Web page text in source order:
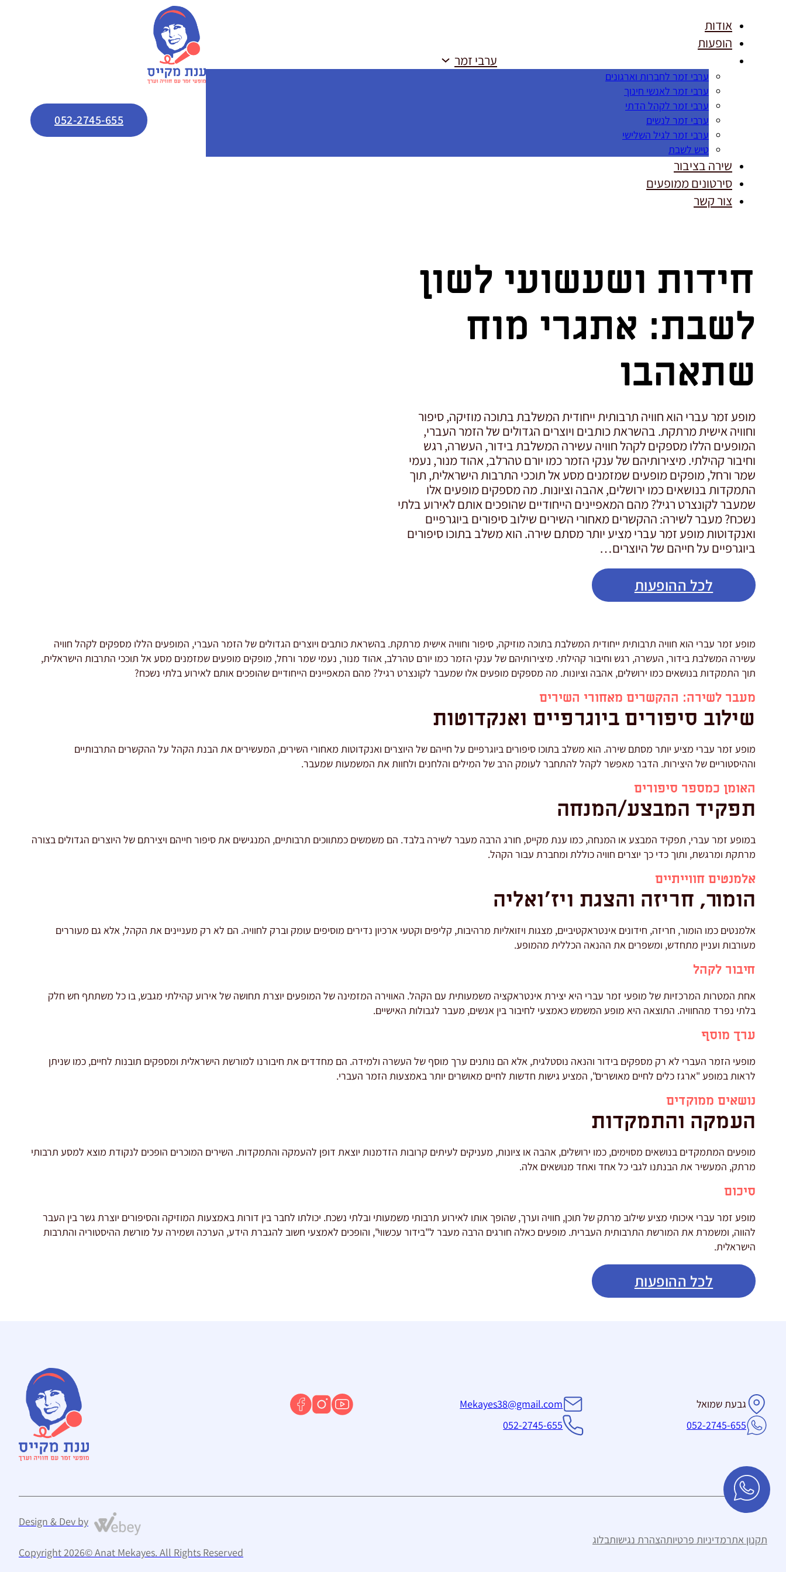
אודות
הופעות
ערבי זמר
ערבי זמר לחברות וארגונים
ערבי זמר לאנשי חינוך
ערבי זמר לקהל הדתי
ערבי זמר לנשים
ערבי זמר לגיל השלישי
טיש לשבת
שירה בציבור
סירטונים ממופעים
צור קשר
052-2745-655
חידות ושעשועי לשון
לשבת: אתגרי מוח
שתאהבו
מופע זמר עברי הוא חוויה תרבותית ייחודית המשלבת בתוכה מוזיקה, סיפור
וחוויה אישית מרתקת. בהשראת כותבים ויוצרים הגדולים של הזמר העברי,
המופעים הללו מספקים לקהל חוויה עשירה המשלבת בידור, העשרה, רגש
וחיבור קהילתי. מיצירותיהם של ענקי הזמר כמו יורם טהרלב, אהוד מנור, נעמי
שמר ורחל, מופקים מופעים שמזמנים מסע אל תוככי התרבות הישראלית, תוך
התמקדות בנושאים כמו ירושלים, אהבה וציונות. מה מספקים מופעים אלו
שמעבר לקונצרט רגיל? מהם המאפיינים הייחודיים שהופכים אותם לאירוע בלתי
נשכח? מעבר לשירה: ההקשרים מאחורי השירים שילוב סיפורים ביוגרפיים
ואנקדוטות מופע זמר עברי מציע יותר מסתם שירה. הוא משלב בתוכו סיפורים
ביוגרפיים על חייהם של היוצרים…
לכל ההופעות
מופע זמר עברי הוא חוויה תרבותית ייחודית המשלבת בתוכה מוזיקה, סיפור וחוויה אישית מרתקת. בהשראת כותבים ויוצרים הגדולים של הזמר העברי, המופעים הללו מספקים לקהל חוויה
עשירה המשלבת בידור, העשרה, רגש וחיבור קהילתי. מיצירותיהם של ענקי הזמר כמו יורם טהרלב, אהוד מנור, נעמי שמר ורחל, מופקים מופעים שמזמנים מסע אל תוככי התרבות הישראלית,
תוך התמקדות בנושאים כמו ירושלים, אהבה וציונות. מה מספקים מופעים אלו שמעבר לקונצרט רגיל? מהם המאפיינים הייחודיים שהופכים אותם לאירוע בלתי נשכח?
מעבר לשירה: ההקשרים מאחורי השירים
שילוב סיפורים ביוגרפיים ואנקדוטות
מופע זמר עברי מציע יותר מסתם שירה. הוא משלב בתוכו סיפורים ביוגרפיים על חייהם של היוצרים ואנקדוטות מאחורי השירים, המעשירים את הבנת הקהל על ההקשרים התרבותיים
וההיסטוריים של היצירות. הדבר מאפשר לקהל להתחבר לעומק הרב של המילים והלחנים ולחוות את המשמעות שמעבר.
האומן כמספר סיפורים
תפקיד המבצע/המנחה
במופע זמר עברי, תפקיד המבצע או המנחה, כמו ענת מקייס, חורג הרבה מעבר לשירה בלבד. הם משמשים כמתווכים תרבותיים, המנגישים את סיפור חייהם ויצירתם של היוצרים הגדולים בצורה
מרתקת ומרגשת, ותוך כדי כך יוצרים חוויה כוללת ומחברת עבור הקהל.
אלמנטים חווייתיים
הומור, חריזה והצגת ויז'ואליה
אלמנטים כמו הומור, חריזה, חידונים אינטראקטיביים, מצגות ויזואליות מרהיבות, קליפים וקטעי ארכיון נדירים מוסיפים עומק וברק לחוויה. הם לא רק מעניינים את הקהל, אלא גם מעוררים
מעורבות ועניין מתחדש, ומשפרים את ההנאה הכללית מהמופע.
חיבור לקהל
אחת המטרות המרכזיות של מופעי זמר עברי היא יצירת אינטראקציה משמעותית עם הקהל. האווירה המזמינה של המופעים יוצרת תחושה של אירוע קהילתי מגבש, בו כל משתתף חש חלק
בלתי נפרד מהחוויה. התוצאה היא מופע המשמש כאמצעי לחיבור בין אנשים, מעבר לגבולות האישיים.
ערך מוסף
מופעי הזמר העברי לא רק מספקים בידור והנאה נוסטלגית, אלא הם נותנים ערך מוסף של העשרה ולמידה. הם מחדדים את חיבורנו למורשת הישראלית ומספקים תובנות לחיים, כמו שניתן
לראות במופע "ארגז כלים לחיים מאושרים", המציע גישות חדשות לחיים מאושרים יותר באמצעות הזמר העברי.
נושאים ממוקדים
העמקה והתמקדות
מופעים המתמקדים בנושאים מסוימים, כמו ירושלים, אהבה או ציונות, מעניקים לעיתים קרובות הזדמנות יוצאת דופן להעמקה והתמקדות. השירים המוכרים הופכים לנקודת מוצא למסע תרבותי
מרתק, המעשיר את הבנתנו לגבי כל אחד ואחד מנושאים אלה.
סיכום
מופע זמר עברי איכותי מציע שילוב מרתק של תוכן, חוויה וערך, שהופך אותו לאירוע תרבותי משמעותי ובלתי נשכח. יכולתו לחבר בין דורות באמצעות המוזיקה והסיפורים יוצרת גשר בין העבר
להווה, ומשמרת את המורשת התרבותית העברית. מופעים כאלה חורגים הרבה מעבר ל"בידור עכשווי", והופכים לאמצעי חשוב להגברת הידע, הערכה ושמירה על מורשת ההיסטוריה והתרבות
הישראלית.
לכל ההופעות
גבעת שמואל
052-2745-655
Mekayes38@gmail.com
052-2745-655
תקנון אתרמדיניות פרטיותהצהרת נגישותבלוג
Design & Dev by
Copyright 2026© Anat Mekayes. All Rights Reserved